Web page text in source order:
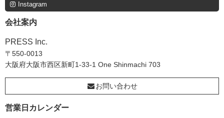
Instagram
会社案内
PRESS Inc.
〒550-0013
大阪府大阪市西区新町1-33-1 One Shinmachi 703
お問い合わせ
営業日カレンダー